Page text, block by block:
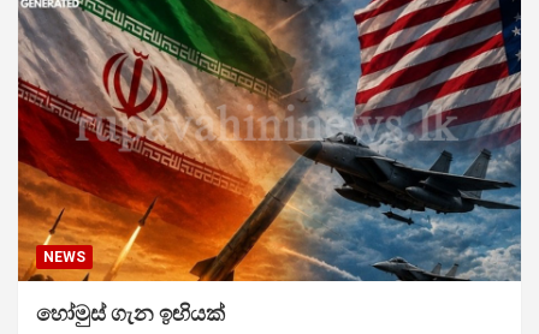
NEWS
හෝමුස් ගැන ඉඟියක්